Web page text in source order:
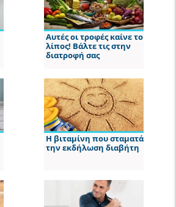
Αυτές οι τροφές καίνε το
λίπος! Βάλτε τις στην
διατροφή σας
Η βιταμίνη που σταματά
την εκδήλωση διαβήτη